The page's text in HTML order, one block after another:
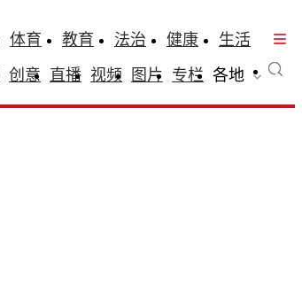
体育 教育 法治 健康
生活
创意 直播 视频 图片 专栏 各地